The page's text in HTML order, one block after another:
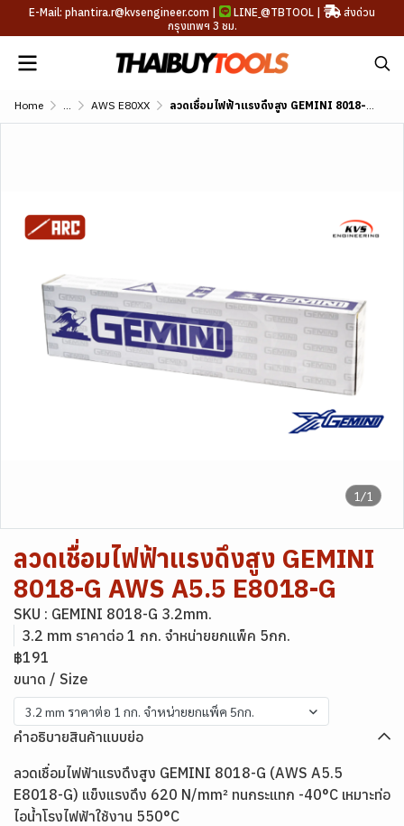
E-Mail: phantira.r@kvsengineer.com | LINE @TBTOOL |
ส่งด่วน
กรุงเทพฯ 3 ชม.
Home ... AWS E80XX ลวดเชื่อมไฟฟ้าแรงดึงสูง GEMINI 8018-G AWS A5.5 E8018-G
1/1
ลวดเชื่อมไฟฟ้าแรงดึงสูง GEMINI
8018-G AWS A5.5 E8018-G
SKU : GEMINI 8018-G 3.2mm.
3.2 mm ราคาต่อ 1 กก. จำหน่ายยกแพ็ค 5กก.
฿191
ขนาด / Size
3.2 mm ราคาต่อ 1 กก. จำหน่ายยกแพ็ค 5กก.
คำอธิบายสินค้าแบบย่อ
ลวดเชื่อมไฟฟ้าแรงดึงสูง GEMINI 8018-G (AWS A5.5
E8018-G) แข็งแรงดึง 620 N/mm² ทนกระแทก -40°C เหมาะท่อ
ไอน้ำโรงไฟฟ้าใช้งาน 550°C